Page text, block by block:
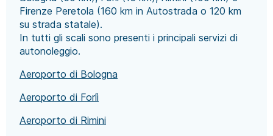
Firenze Peretola (160 km in Autostrada o 120 km
su strada statale).
In tutti gli scali sono presenti i principali servizi di
autonoleggio.
Aeroporto di Bologna
Aeroporto di Forlì
Aeroporto di Rimini